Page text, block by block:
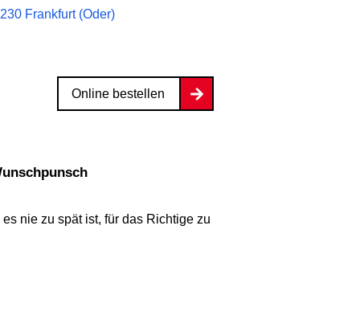
Frankfurt (Oder)
Online bestellen
nie zu spät ist, für das Richtige zu